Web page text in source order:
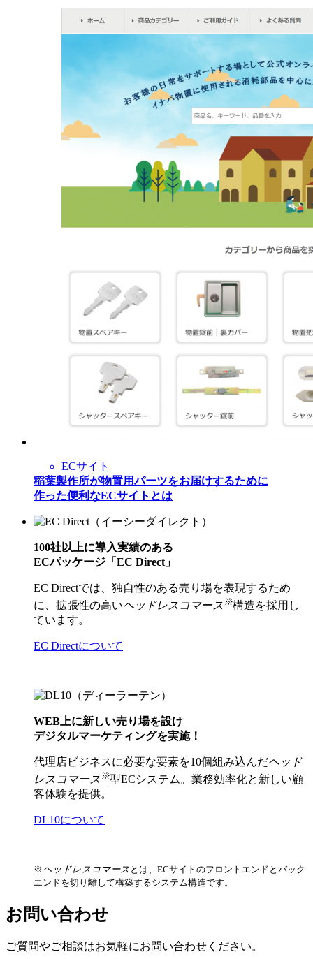
ECサイト
稲葉製作所が物置用パーツをお届けするために
作った便利なECサイトとは
100社以上に導入実績のある
ECパッケージ「EC Direct」
EC Directでは、独自性のある売り場を表現するため
に、拡張性の高いヘッドレスコマース ※構造を採用し
ています。
EC Directについて
WEB上に新しい売り場を設け
デジタルマーケティングを実施！
代理店ビジネスに必要な要素を10個組み込んだヘッド
レスコマース ※型ECシステム。業務効率化と新しい顧
客体験を提供。
DL10について
※ ヘッドレスコマース とは、ECサイトのフロントエンドとバック
エンドを切り離して構築するシステム構造です。
お問い合わせ
ご質問やご相談はお気軽にお問い合わせください。